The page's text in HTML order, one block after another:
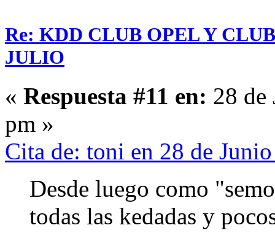
Re: KDD CLUB OPEL Y
JULIO
« Respuesta #11 en: 28 de
pm »
Cita de: toni en 28 de
Desde luego como
todas las kedadas y